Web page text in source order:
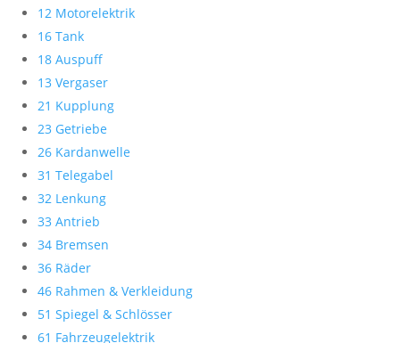
12 Motorelektrik
16 Tank
18 Auspuff
13 Vergaser
21 Kupplung
23 Getriebe
26 Kardanwelle
31 Telegabel
32 Lenkung
33 Antrieb
34 Bremsen
36 Räder
46 Rahmen & Verkleidung
51 Spiegel & Schlösser
61 Fahrzeugelektrik